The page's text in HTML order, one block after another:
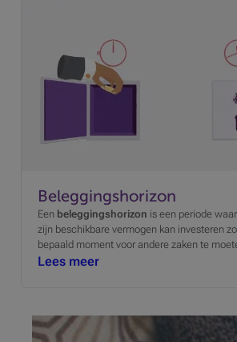
Beleggingshorizon
Een beleggingshorizon is een periode
zijn beschikbare vermogen kan investeren
bepaald moment voor andere zaken te
Lees meer